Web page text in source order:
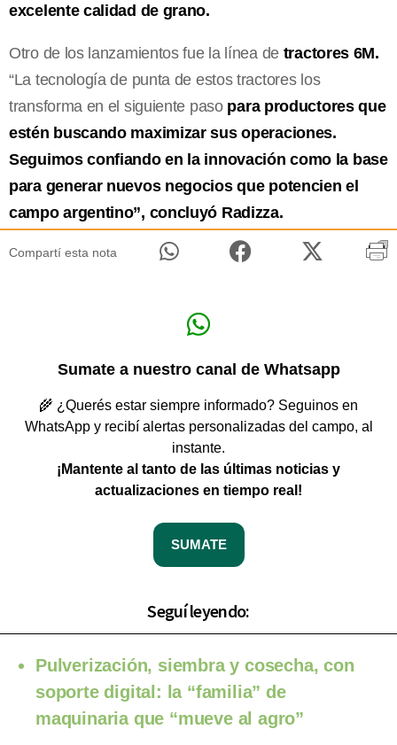
excelente calidad de grano.
Otro de los lanzamientos fue la línea de tractores 6M.
“La tecnología de punta de estos tractores los
transforma en el siguiente paso para productores que
estén buscando maximizar sus operaciones.
Seguimos confiando en la innovación como la base
para generar nuevos negocios que potencien el
campo argentino”, concluyó Radizza.
Compartí esta nota
Sumate a nuestro canal de Whatsapp
🌾 ¿Querés estar siempre informado? Seguinos en
WhatsApp y recibí alertas personalizadas del campo, al
instante.
¡Mantente al tanto de las últimas noticias y
actualizaciones en tiempo real!
SUMATE
Seguí leyendo:
Pulverización, siembra y cosecha, con
soporte digital: la “familia” de
maquinaria que “mueve al agro”